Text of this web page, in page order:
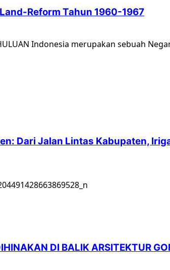
Reform Tahun 1960-1967
Indonesia merupakan sebuah
Dari Jalan Lintas Kabupaten,
DI BALIK ARSITEKTUR